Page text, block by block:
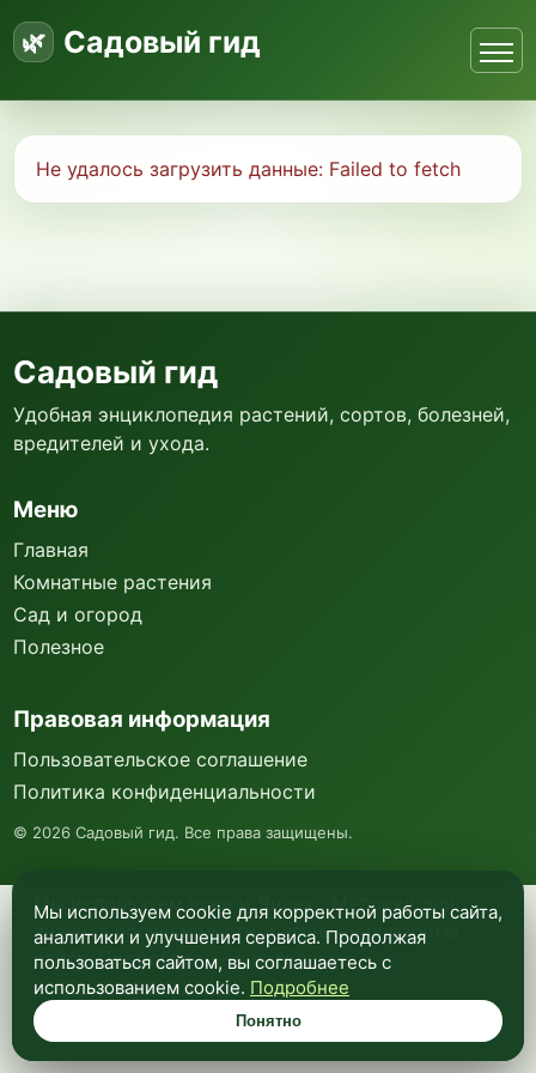
Садовый гид
Не удалось загрузить данные: Failed to fetch
Мы используем куки и Яндекс Метрику для
анализа посещаемости и улучшения работы
сайта. Подробнее —в политике
конфиденциальности.
Понятно
Садовый гид
Удобная энциклопедия растений, сортов, болезней,
вредителей и ухода.
Меню
Главная
Комнатные растения
Сад и огород
Полезное
Правовая информация
Пользовательское соглашение
Политика конфиденциальности
© 2026 Садовый гид. Все права защищены.
Мы используем cookie для корректной работы сайта,
аналитики и улучшения сервиса. Продолжая
пользоваться сайтом, вы соглашаетесь с
использованием cookie. Подробнее
Понятно